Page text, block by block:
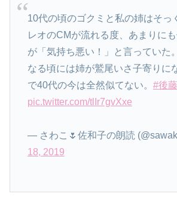
10代の頃のゴクミと私の姉はそっ
レオのCMが流れる度、あまりに
が「気持ち悪い！」と言っていた
なる頃には姉が鷲尾いさ子寄りに
で40代の今は全然似てない。 #後
pic.twitter.com/tlIr7gvXxe
— さわこ🌷︎佐和子の朗読
18, 2019